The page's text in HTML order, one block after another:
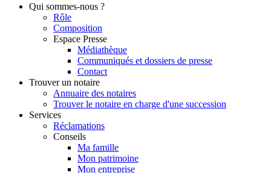
Qui sommes-nous ?
Rôle
Composition
Espace Presse
Médiathèque
Communiqués et dossiers de presse
Contact
Trouver un notaire
Annuaire des notaires
Trouver le notaire en charge d'une succession
Services
Réclamations
Conseils
Ma famille
Mon patrimoine
Mon entreprise